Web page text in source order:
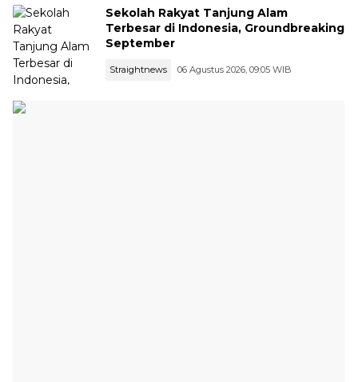
Sekolah Rakyat Tanjung Alam
Terbesar di Indonesia, Groundbreaking
September
Straightnews 06 Agustus 2026, 09:05 WIB